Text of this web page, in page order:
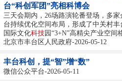
台“科创军团”亮相科博会
三天会期内，26场路演轮番登场，多
台持续优化空间布局，形成了中关村
国际文化科技园“3+N”高精尖产业空间
八届中国北京国际科技产业博览会（以
北京市丰台区人民政府-2026-05-12
丰台科创，提“智”增“数”
微信公众平台-2026-05-11